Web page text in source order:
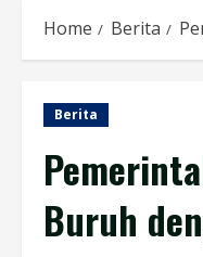
Home Berita
Berita
Buruh